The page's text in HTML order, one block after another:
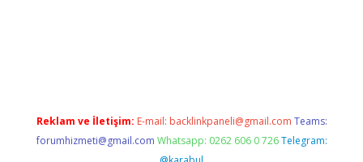
Reklam ve İletişim: E-mail: backlinkpaneli@gmail.com Teams:
forumhizmeti@gmail.com Whatsapp: 0262 606 0 726 Telegram: